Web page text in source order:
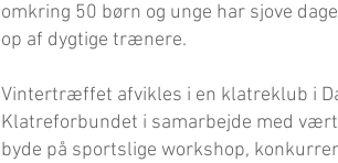
omkring 50 børn og unge har sjove
op af dygtige trænere.
Vintertræffet afvikles i en klatreklub i
Klatreforbundet i samarbejde med
byde på sportslige workshop,